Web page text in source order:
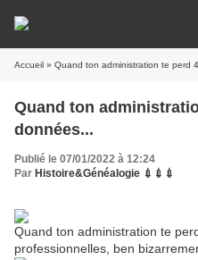
Accueil » Quand ton administration te perd
Quand ton
données...
Publié le 07/01/2022 à 12:24
Par Histoire&Généalogie 💉💉💉
Quand ton administration te
professionnelles, ben